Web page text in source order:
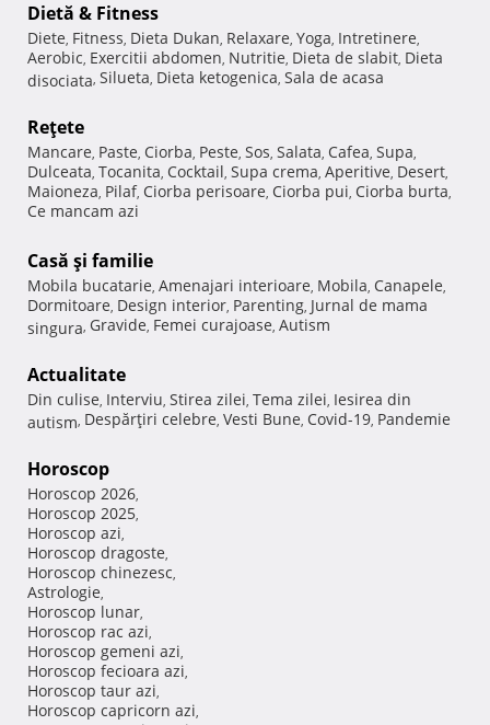
Dietă & Fitness
Diete, Fitness, Dieta Dukan, Relaxare, Yoga, Intretinere,
Aerobic, Exercitii abdomen, Nutritie, Dieta de slabit, Dieta
disociata, Silueta, Dieta ketogenica, Sala de acasa
Reţete
Mancare, Paste, Ciorba, Peste, Sos, Salata, Cafea, Supa,
Dulceata, Tocanita, Cocktail, Supa crema, Aperitive, Desert,
Maioneza, Pilaf, Ciorba perisoare, Ciorba pui, Ciorba burta,
Ce mancam azi
Casă şi familie
Mobila bucatarie, Amenajari interioare, Mobila, Canapele,
Dormitoare, Design interior, Parenting, Jurnal de mama
singura, Gravide, Femei curajoase, Autism
Actualitate
Din culise, Interviu, Stirea zilei, Tema zilei, Iesirea din
autism, Despărţiri celebre, Vesti Bune, Covid-19, Pandemie
Horoscop
Horoscop 2026,
Horoscop 2025,
Horoscop azi,
Horoscop dragoste,
Horoscop chinezesc,
Astrologie,
Horoscop lunar,
Horoscop rac azi,
Horoscop gemeni azi,
Horoscop fecioara azi,
Horoscop taur azi,
Horoscop capricorn azi,